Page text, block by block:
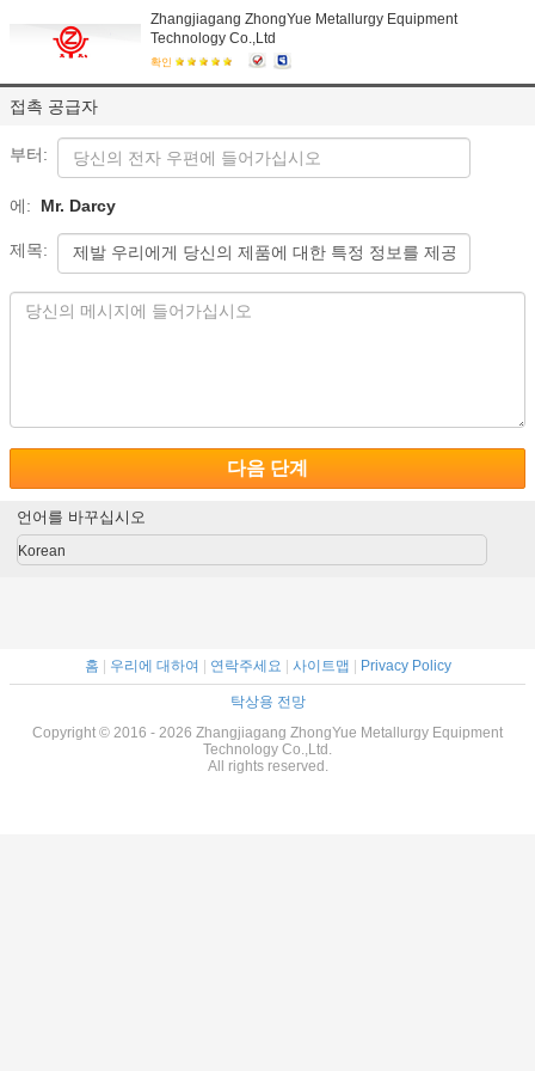
Zhangjiagang ZhongYue Metallurgy Equipment
Technology Co.,Ltd
확인
접촉 공급자
부터:
에: Mr. Darcy
제목:
다음 단계
언어를 바꾸십시오
Korean
홈 우리에 대하여 연락주세요 사이트맵 Privacy Policy
탁상용 전망
Copyright © 2016 - 2026 Zhangjiagang ZhongYue Metallurgy Equipment
Technology Co.,Ltd.
All rights reserved.